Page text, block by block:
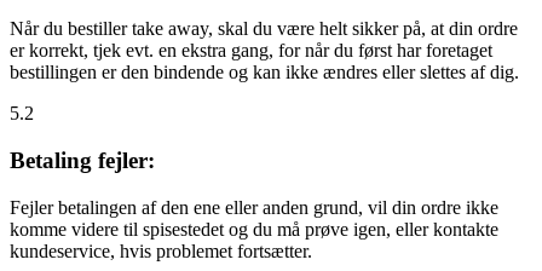
Når du bestiller take away, skal du være helt sikker på, at din ordre
er korrekt, tjek evt. en ekstra gang, for når du først har foretaget
bestillingen er den bindende og kan ikke ændres eller slettes af dig.
5.2
Betaling fejler:
Fejler betalingen af den ene eller anden grund, vil din ordre ikke
komme videre til spisestedet og du må prøve igen, eller kontakte
kundeservice, hvis problemet fortsætter.